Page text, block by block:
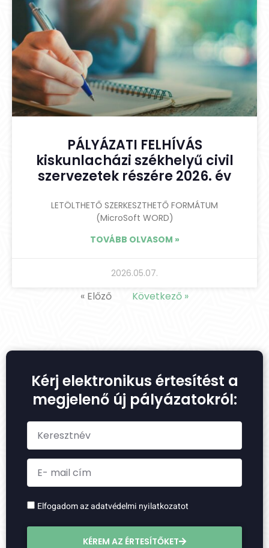
PÁLYÁZATI FELHÍVÁS
kiskunlacházi székhelyű civil
szervezetek részére 2026. év
LETÖLTHETŐ SZERKESZTHETŐ FORMÁTUM
(MicroSoft WORD)
TOVÁBB OLVASOM »
2026.05.07.
« Előző Következő »
Kérj elektronikus értesítést a
megjelenő új pályázatokról:
Elfogadom az adatvédelmi nyilatkozatot
KÉREM AZ ÉRTESÍTŐKET